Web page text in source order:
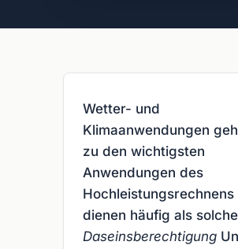
Wetter- und
Klimaanwendungen
zu den wichtigsten
Anwendungen des
Hochleistungsrechnens
dienen häufig als solche
Daseinsberechtigung